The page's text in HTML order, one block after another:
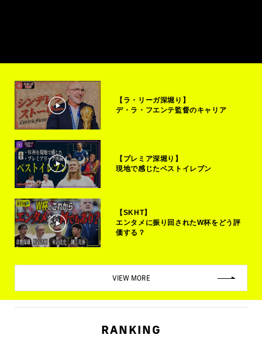
【ラ・リーガ深堀り】
デ・ラ・フエンテ監督のキャリア
【プレミア深堀り】
現地で感じたベストイレブン
【SKHT】
エンタメに振り回されたW杯をどう評
価する？
VIEW MORE
RANKING